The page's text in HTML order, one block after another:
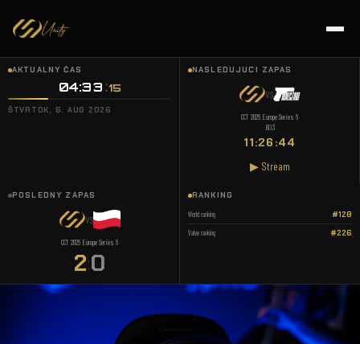
AKTUÁLNY ČAS
04:33 16
ŠTVRTOK, 6. AUG 2026
NASLEDUJÚCI ZÁPAS
VS
CCT 2026 Europe Series 6
BO3
11:26:43
▶ Stream
POSLEDNÝ ZÁPAS
VS
CCT 2026 Europe Series 6
2:0
RANKING
World ranking #128
Valve ranking #226